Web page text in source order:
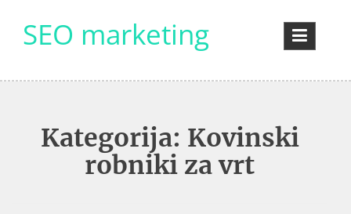
contentSEO marketing
Kategorija: Kovinski
robniki za vrt